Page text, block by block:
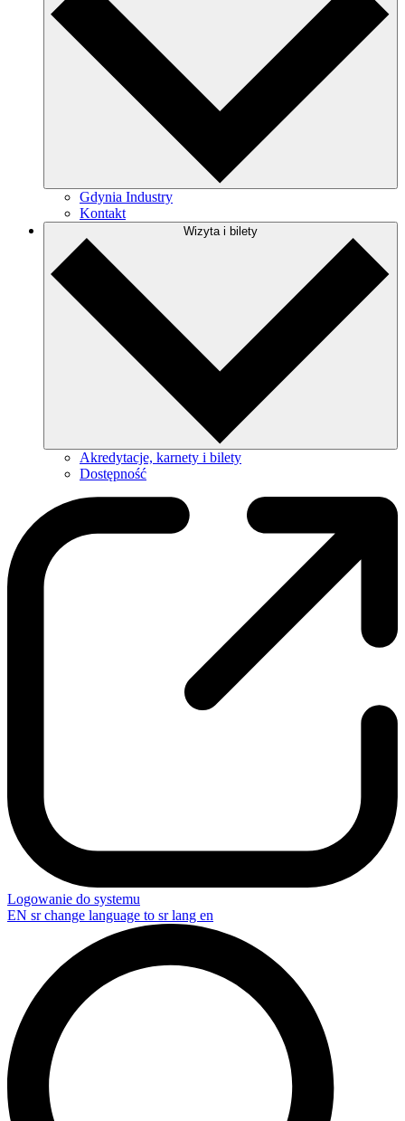
Gdynia Industry
Kontakt
Wizyta i bilety
Akredytacje, karnety i bilety
Dostępność
Logowanie do systemu
EN sr change language to sr lang en